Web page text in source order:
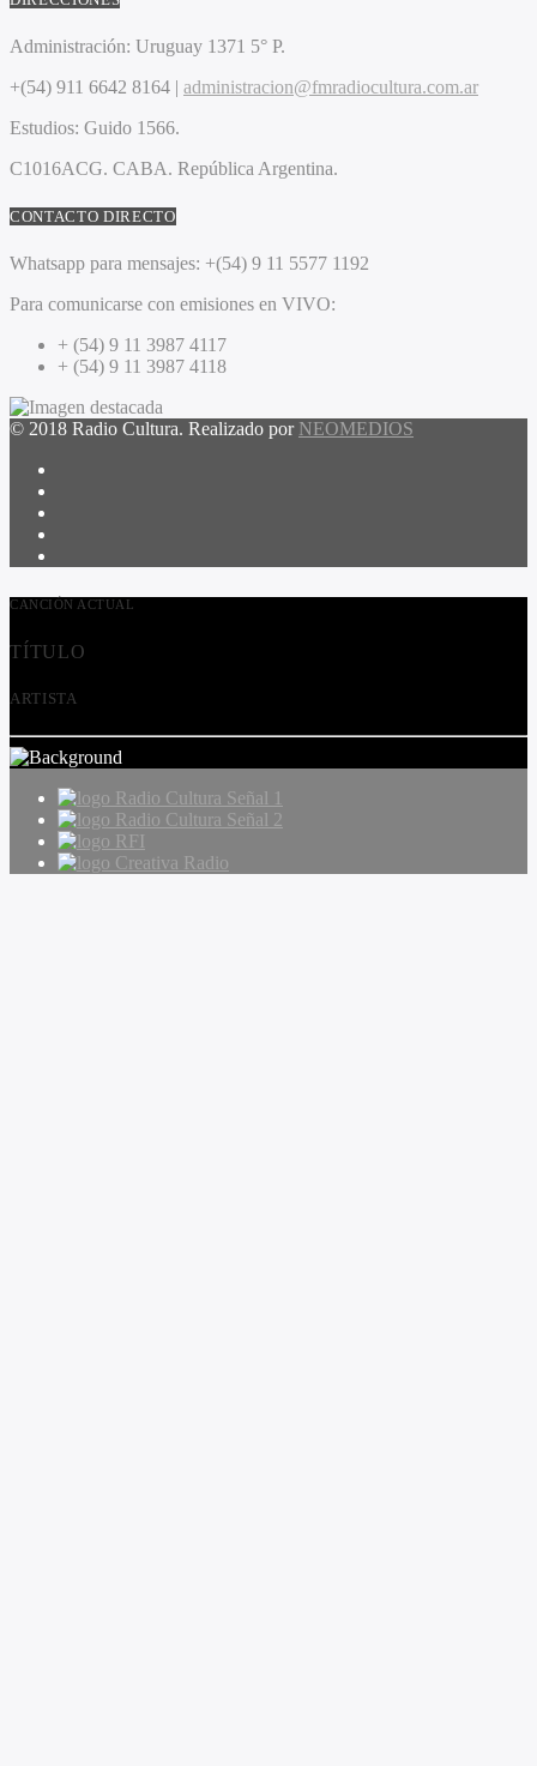
Administración: Uruguay 1371 5° P.
+(54) 911 6642 8164 | administracion@fmradiocultura.com.ar
Estudios: Guido 1566.
C1016ACG. CABA. República Argentina.
CONTACTO DIRECTO
Whatsapp para mensajes: +(54) 9 11 5577 1192
Para comunicarse con emisiones en VIVO:
+ (54) 9 11 3987 4117
+ (54) 9 11 3987 4118
© 2018 Radio Cultura. Realizado por NEOMEDIOS
CANCIÓN ACTUAL
TÍTULO
ARTISTA
Radio Cultura Señal 1
Radio Cultura Señal 2
RFI
Creativa Radio